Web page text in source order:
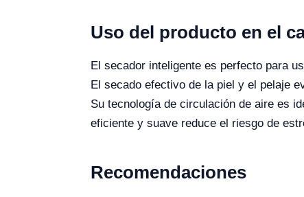
Uso del producto en el
El secador inteligente es perfecto para
El secado efectivo de la piel y el pelaje
Su tecnología de circulación de aire es
eficiente y suave reduce el riesgo de
Recomendaciones